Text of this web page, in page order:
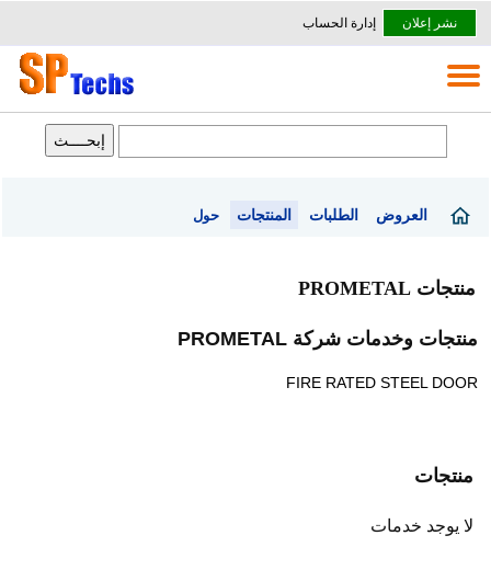
نشر إعلان إدارة الحساب
العروض الطلبات المنتجات حول
منتجات PROMETAL
منتجات وخدمات شركة PROMETAL
FIRE RATED STEEL DOOR
منتجات
لا يوجد خدمات